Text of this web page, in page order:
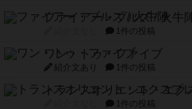
ファイアー・ブルズ / 火牛
1件の投稿
ワン・トゥ・ファイブ
紹介文あり 1件の投稿
トランスオリエント・エク
1件の投稿